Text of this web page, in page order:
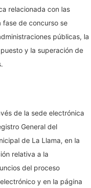
relacionada con las
fase de concurso se
públicas, la
y la superación de
de la sede electrónica
General del
de La Llama, en la
relativa a la
del proceso
y en la página